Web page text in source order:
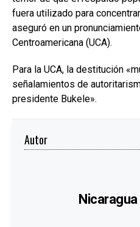
fuera utilizado para
aseguró en un
Centroamericana (UCA).
Para la UCA, la destitución
señalamientos de
presidente Bukele».
Autor